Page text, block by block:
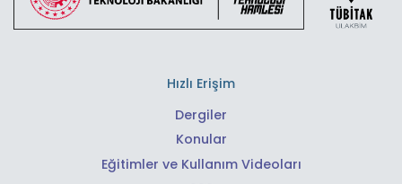
Hızlı Erişim
Dergiler
Konular
Eğitimler ve Kullanım Videoları